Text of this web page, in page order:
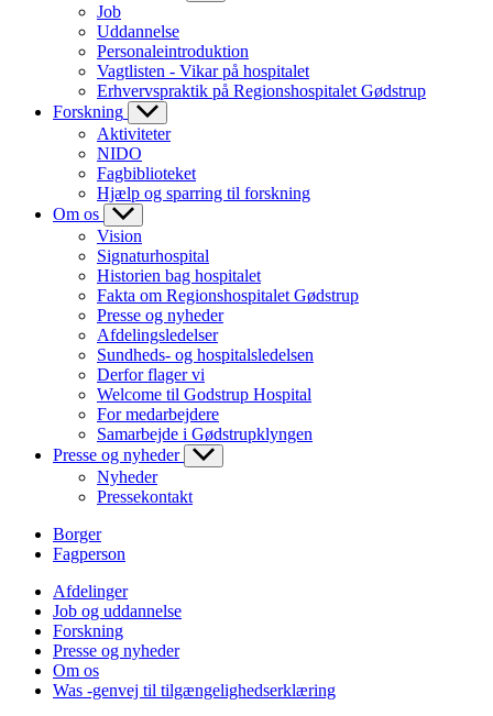
Job
Uddannelse
Personaleintroduktion
Vagtlisten - Vikar på hospitalet
Erhvervspraktik på Regionshospitalet Gødstrup
Forskning
Aktiviteter
NIDO
Fagbiblioteket
Hjælp og sparring til forskning
Om os
Vision
Signaturhospital
Historien bag hospitalet
Fakta om Regionshospitalet Gødstrup
Presse og nyheder
Afdelingsledelser
Sundheds- og hospitalsledelsen
Derfor flager vi
Welcome til Godstrup Hospital
For medarbejdere
Samarbejde i Gødstrupklyngen
Presse og nyheder
Nyheder
Pressekontakt
Borger
Fagperson
Afdelinger
Job og uddannelse
Forskning
Presse og nyheder
Om os
Was -genvej til tilgængelighedserklæring